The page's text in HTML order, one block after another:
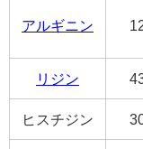
アルギニン
リジン
ヒスチジン